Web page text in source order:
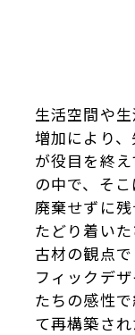
生活空間や
増加により
が役目を終
の中で、そ
廃棄せずに
たどり着い
古材の観点
フィックデ
たちの感性
て再構築さ